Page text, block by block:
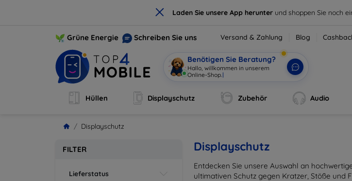
× Laden Sie unsere App herunter und shoppen Sie noch
Grüne Energie Schreiben Sie uns Versand & Zahlung Blog
Benötigen Sie Beratung?
Hallo, willkommen in unserem
Online-Shop. |
Hüllen Displayschutz Zubehör Audio
Displayschutz
FILTER
Lieferstatus
Displayschutz
Entdecken Sie unsere Auswahl an
ultimativen Schutz gegen Kratzer, Stöße und